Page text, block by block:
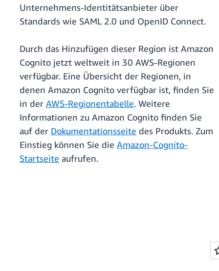
Unternehmens-Identitätsanbieter über
Standards wie SAML 2.0 und OpenID Connect.
Durch das Hinzufügen dieser Region ist Amazon
Cognito jetzt weltweit in 30 AWS-Regionen
verfügbar. Eine Übersicht der Regionen, in
denen Amazon Cognito verfügbar ist, finden Sie
in der AWS-Regionentabelle. Weitere
Informationen zu Amazon Cognito finden Sie
auf der Dokumentationsseite des Produkts. Zum
Einstieg können Sie die Amazon-Cognito-
Startseite aufrufen.